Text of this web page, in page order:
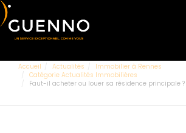
Accueil Actualités
Immobilier à Rennes
Catégorie Actualités Immobilières
Faut-il acheter ou louer sa résidence principale ?